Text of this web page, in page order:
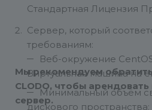
Стандартная Лицензия
Сервер, который
требованиям:
Веб-окружение
Виртуальная машина на
Минимальный объём
дискового пространства:
Мы рекомендуем
CLODO, чтобы
сервер.